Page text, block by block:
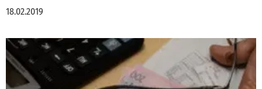
18.02.2019